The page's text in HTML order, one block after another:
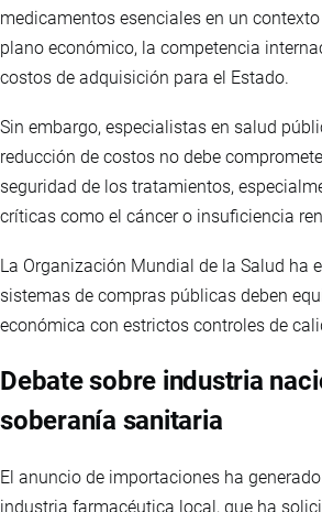
medicamentos esenciales en un contexto
plano económico, la competencia
costos de adquisición para el Estado.
Sin embargo, especialistas en salud
reducción de costos no debe
seguridad de los tratamientos,
críticas como el cáncer o insuficiencia
La Organización Mundial de la Salud ha
sistemas de compras públicas deben
económica con estrictos controles de
Debate sobre industria
soberanía sanitaria
El anuncio de importaciones ha
industria farmacéutica local, que ha